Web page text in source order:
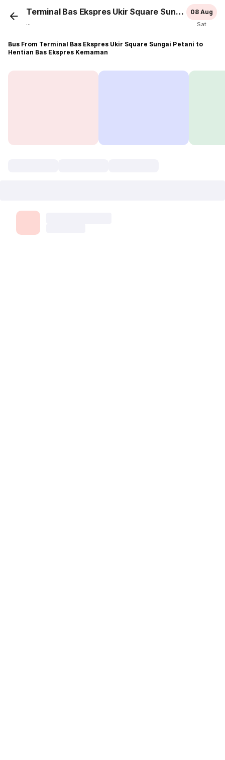
Terminal Bas Ekspres Ukir Square Sungai Petani
...
08 Aug
Sat
Bus From Terminal Bas Ekspres Ukir Square Sungai Petani to
Hentian Bas Ekspres Kemaman